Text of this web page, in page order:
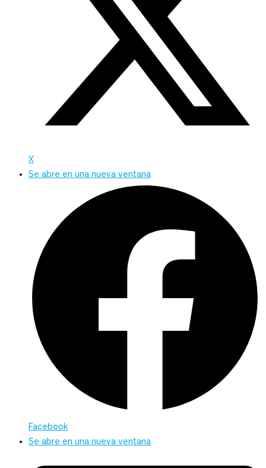
X
Se abre en una nueva ventana
Facebook
Se abre en una nueva ventana